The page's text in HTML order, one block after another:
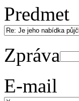
Predmet
Zpráva
E-mail